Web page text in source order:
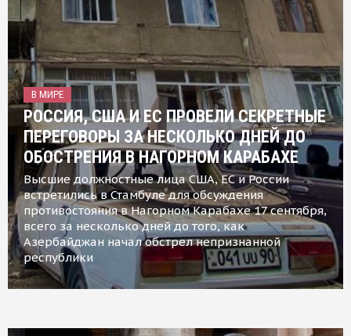
В МИРЕ
РОССИЯ, США И ЕС ПРОВЕЛИ СЕКРЕТНЫЕ
ПЕРЕГОВОРЫ ЗА НЕСКОЛЬКО ДНЕЙ ДО
ОБОСТРЕНИЯ В НАГОРНОМ КАРАБАХЕ
Высшие должностные лица США, ЕС и России
встретились в Стамбуле для обсуждения
противостояния в Нагорном Карабахе 17 сентября,
всего за несколько дней до того, как
Азербайджан начал обстрел непризнанной
республики